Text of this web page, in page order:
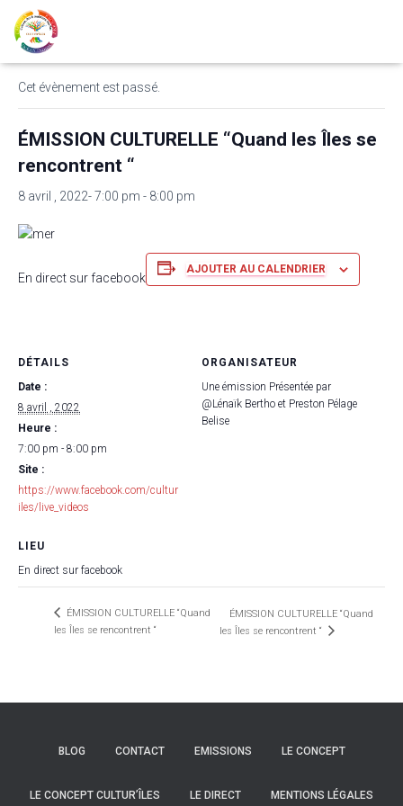
« Tous les Évènements
Cet évènement est passé.
ÉMISSION CULTURELLE “Quand les Îles se
rencontrent “
8 avril , 2022- 7:00 pm - 8:00 pm
En direct sur facebook
AJOUTER AU CALENDRIER
DÉTAILS
Date :
8 avril , 2022
Heure :
7:00 pm - 8:00 pm
Site :
https://www.facebook.com/cultur
iles/live_videos
LIEU
En direct sur facebook
ORGANISATEUR
Une émission Présentée par
@Lénaïk Bertho et Preston Pélage
Belise
ÉMISSION CULTURELLE “Quand
les Îles se rencontrent “
ÉMISSION CULTURELLE “Quand
les Îles se rencontrent “
BLOG CONTACT EMISSIONS LE CONCEPT
LE CONCEPT CULTUR’ÎLES LE DIRECT MENTIONS LÉGALES